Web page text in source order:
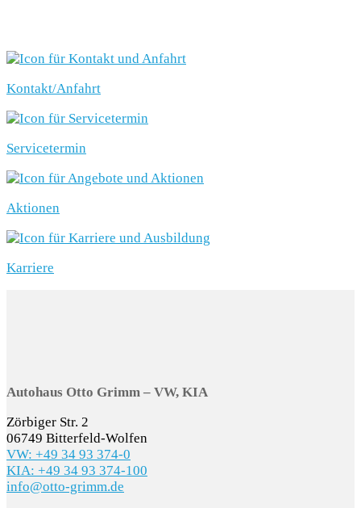
Kontakt/Anfahrt
Servicetermin
Aktionen
Karriere
Autohaus Otto Grimm – VW, KIA
Zörbiger Str. 2
06749 Bitterfeld-Wolfen
VW: +49 34 93 374-0
KIA: +49 34 93 374-100
info@otto-grimm.de